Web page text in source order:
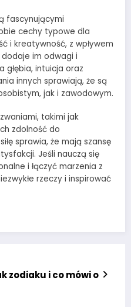
fascynującymi
cechy typowe dla
i kreatywność, z wpływem
im odwagi i
głębia, intuicja oraz
innych sprawiają, że są
jak i zawodowym.
takimi jak
zdolność do
sprawia, że mają szansę
Jeśli nauczą się
i łączyć marzenia z
rzeczy i inspirować
zodiaku i co mówi o